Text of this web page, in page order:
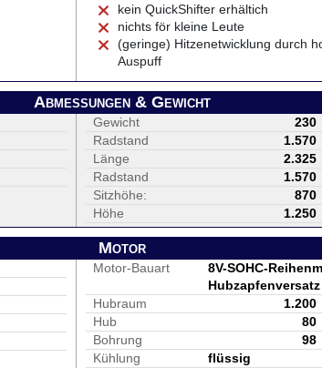
kein QuickShifter erhältich
nichts för kleine Leute
(geringe) Hitzenetwicklung durch
Auspuff
Abmessungen & Gewicht
Gewicht 230
Radstand
1.570
Länge
2.325
Radstand
1.570
Sitzhöhe:
870
Höhe
1.250
Motor
Motor-Bauart
8V-SOHC-
Hubzapfenversatz
Hubraum
1.200
Hub
80
Bohrung
98
Kühlung
flüssig